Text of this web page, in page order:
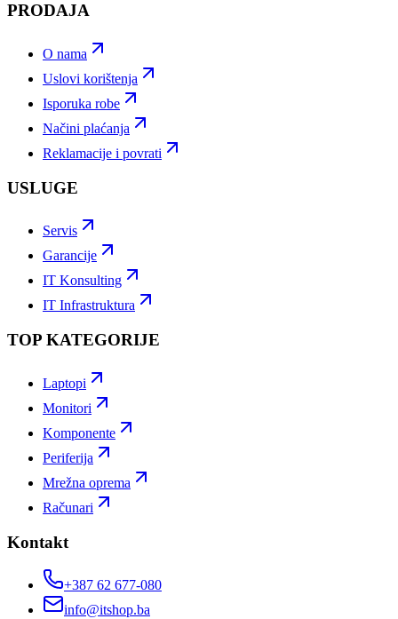
PRODAJA
O nama
Uslovi korištenja
Isporuka robe
Načini plaćanja
Reklamacije i povrati
USLUGE
Servis
Garancije
IT Konsulting
IT Infrastruktura
TOP KATEGORIJE
Laptopi
Monitori
Komponente
Periferija
Mrežna oprema
Računari
Kontakt
+387 62 677-080
info@itshop.ba